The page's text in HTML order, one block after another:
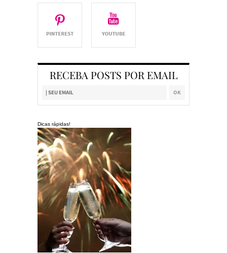
RECEBA POSTS POR EMAIL
Dicas rápidas!